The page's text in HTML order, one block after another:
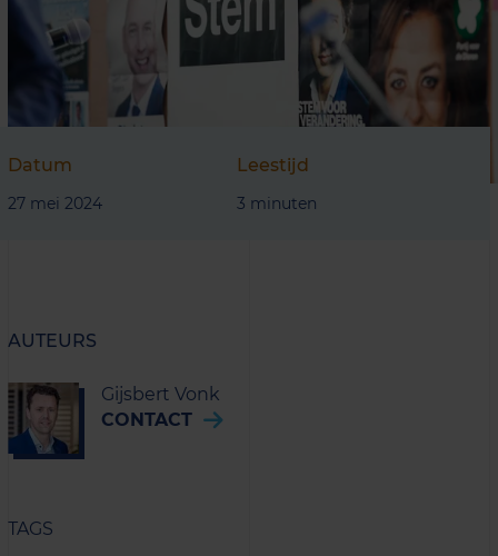
Datum
27 mei 2024
Leestijd
3 minuten
AUTEURS
Gijsbert Vonk
CONTACT
TAGS